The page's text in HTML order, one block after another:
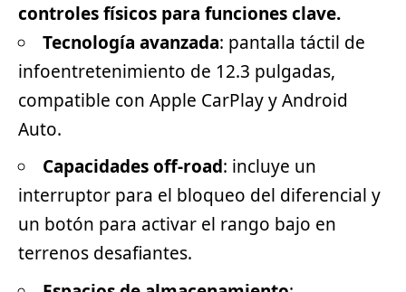
controles físicos para funciones clave.
Tecnología avanzada: pantalla táctil de
infoentretenimiento de 12.3 pulgadas,
compatible con Apple CarPlay y Android
Auto.
Capacidades off-road: incluye un
interruptor para el bloqueo del diferencial y
un botón para activar el rango bajo en
terrenos desafiantes.